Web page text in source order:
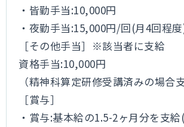
・皆勤手当:10,000円
・夜勤手当:15,000円/回(月4回程
［その他手当］※該当者に支給
資格手当:10,000円
（精神科算定研修受講済みの場合支
［賞与］
・賞与:基本給の1.5-2ヶ月分を支